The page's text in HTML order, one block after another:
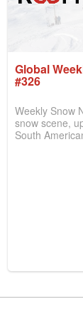
Global
#326
Weekly Snow
snow scene,
South